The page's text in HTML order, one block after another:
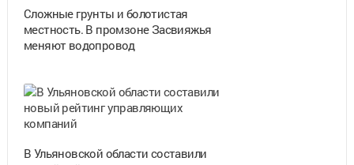
Сложные грунты и болотистая
местность. В промзоне Засвияжья
меняют водопровод
В Ульяновской области составили